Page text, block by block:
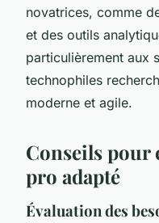
novatrices, comme
et des outils
particulièrement aux
technophiles
moderne et agile.
Conseils pour
pro adapté
Évaluation des